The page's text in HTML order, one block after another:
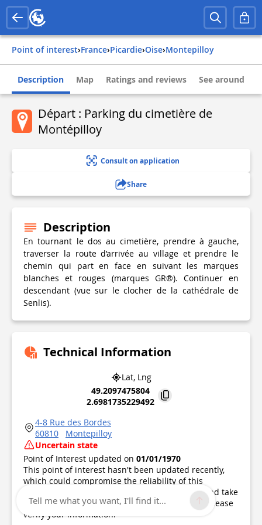
Point of interest› france› picardie› oise› montepilloy
Description Map Ratings and reviews See around
Départ : Parking du cimetière de
Montépilloy
Consult on application
Share
Description
En tournant le dos au cimetière, prendre à gauche,
traverser la route d’arrivée au village et prendre le
chemin qui part en face en suivant les marques
blanches et rouges (marques GR®). Continuer en
descendant (vue sur le clocher de la cathédrale de
Senlis).
Technical Information
Lat, Lng
49.2097475804
2.6981735229492
4-8 Rue des Bordes
60810
Montepilloy
Uncertain state
Point of Interest updated on 01/01/1970
This point of interest hasn't been updated recently,
which could compromise the reliability of this
information. We recommend that you inquire and take
all necessary precautions. If you're the author, please
verify your information.
Tell me what you want, I'll find it...